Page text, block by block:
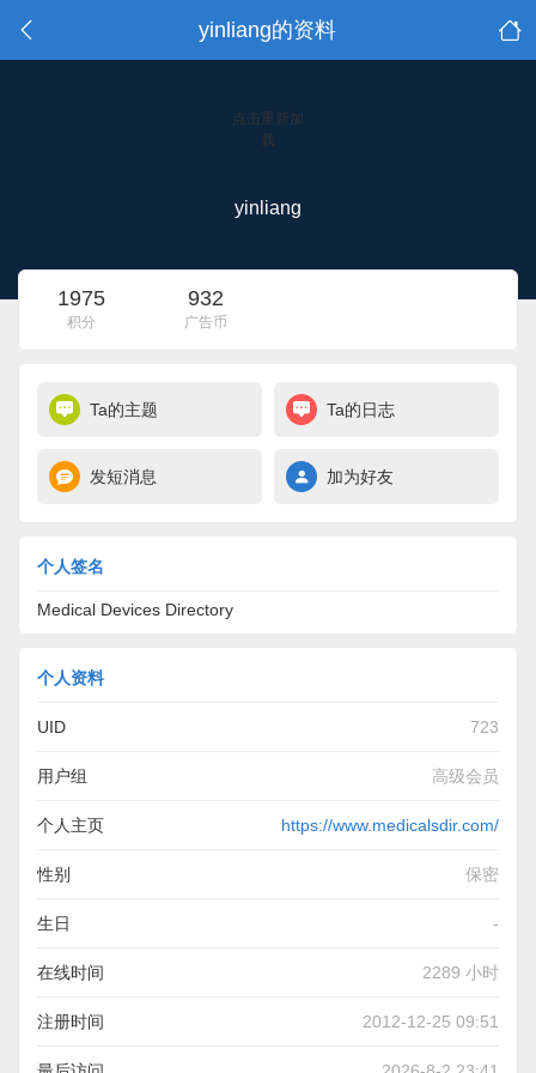
yinliang的资料
点击重新加
载
yinliang
1975
积分
932
广告币
Ta的主题 Ta的日志
发短消息 加为好友
个人签名
Medical Devices Directory
个人资料
UID 723
用户组 高级会员
个人主页 https://www.medicalsdir.com/
性别 保密
生日 -
在线时间 2289 小时
注册时间 2012-12-25 09:51